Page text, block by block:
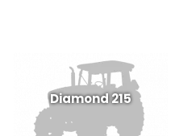
Diamond 215